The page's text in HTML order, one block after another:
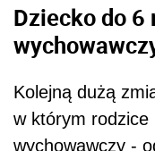
Dziecko do 6
Kolejną dużą
w którym rodzice
wychowawczy -